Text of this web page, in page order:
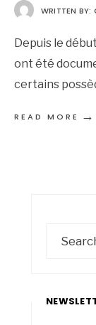
WRITTEN BY:
Depuis le
ont été
certains
READ MORE →